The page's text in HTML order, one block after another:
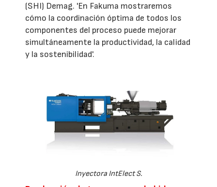
(SHI) Demag. 'En Fakuma mostraremos
cómo la coordinación óptima de todos los
componentes del proceso puede mejorar
simultáneamente la productividad, la calidad
y la sostenibilidad'.
Inyectora IntElect S.